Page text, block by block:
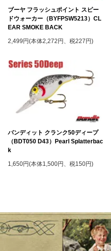
ブーヤ フラッシュポイント スピー
ドウォーカー（BYFPSW5213）CL
EAR SMOKE BACK
2,499円(本体2,272円、税227円)
バンディット クランク50ディープ
（BDT050 D43）Pearl Splatterbac
k
1,650円(本体1,500円、税150円)